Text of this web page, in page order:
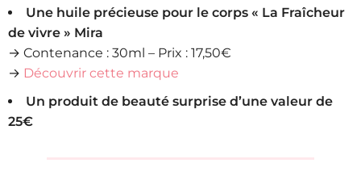
Une huile précieuse pour le corps « La Fraîcheur
de vivre » Mira
→ Contenance : 30ml – Prix : 17,50€
→ Découvrir cette marque
Un produit de beauté surprise d’une valeur de
25€